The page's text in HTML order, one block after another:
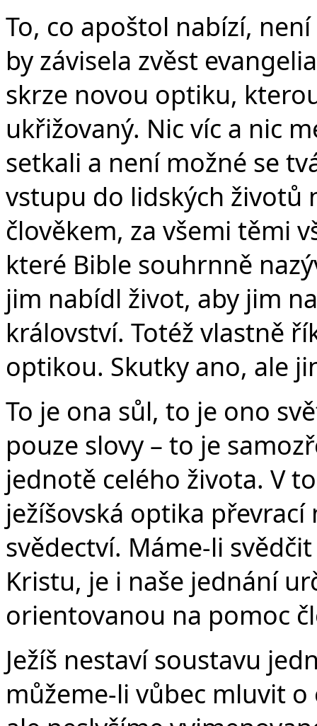
To, co apoštol nabízí,
by závisela zvěst
skrze novou optiku,
ukřižovaný. Nic víc a nic
setkali a není možné se
vstupu do lidských životů
člověkem, za všemi těmi
které Bible souhrnně
jim nabídl život, aby jim
království. Totéž vlastně
optikou. Skutky ano, ale
To je ona sůl, to je ono
pouze slovy – to je
jednotě celého života. V
ježíšovská optika
svědectví. Máme-li
Kristu, je i naše jednání
orientovanou na pomoc
Ježíš nestaví soustavu
můžeme-li vůbec mluvit